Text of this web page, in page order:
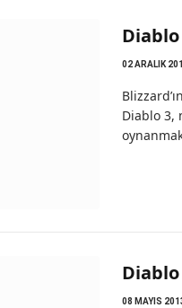
02 ARALIK
Diablo 3,
Diablo
08 MAYIS